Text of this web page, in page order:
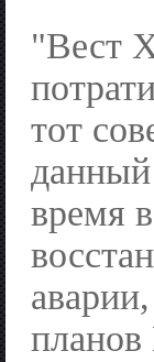
"Вест
тот
время
планов